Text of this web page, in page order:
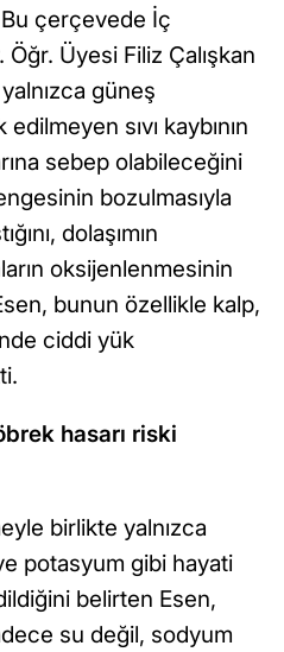
çerçevede İç
Öğr. Üyesi Filiz Çalışkan
güneş
sıvı kaybının
sebep olabileceğini
bozulmasıyla
dolaşımın
oksijenlenmesinin
bunun özellikle kalp,
ciddi yük
hasarı riski
birlikte yalnızca
potasyum gibi hayati
belirten Esen,
su değil, sodyum